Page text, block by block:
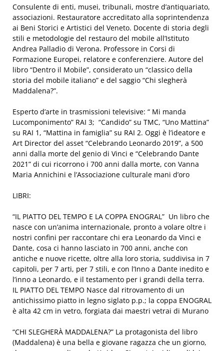
Consulente di enti, musei, tribunali, mostre d’antiquariato,
associazioni. Restauratore accreditato alla soprintendenza
ai Beni Storici e Artistici del Veneto. Docente di storia degli
stili e metodologie del restauro del mobile all’Istituto
Andrea Palladio di Verona. Professore in Corsi di
Formazione Europei, relatore e conferenziere. Autore del
libro “Dentro il Mobile”, considerato un “classico della
storia del mobile italiano” e del saggio “Chi slegherà
Maddalena?”.
Esperto d’arte in trasmissioni televisive: “ Mi manda
Lucomponimento” RAI 3; “Candido” su TMC, “Uno Mattina”
su RAI 1, “Mattina in famiglia” su RAI 2. Oggi è l’ideatore e
Art Director del asset “Celebrando Leonardo 2019”, a 500
anni dalla morte del genio di Vinci e “Celebrando Dante
2021” di cui ricorrono i 700 anni dalla morte, con Vanna
Maria Annichini e l’Associazione culturale mani d’oro
LIBRI:
“IL PIATTO DEL TEMPO E LA COPPA ENOGRAL” Un libro che
nasce con un’anima internazionale, pronto a volare oltre i
nostri confini per raccontare chi era Leonardo da Vinci e
Dante, cosa ci hanno lasciato in 700 anni, anche con
antiche e nuove ricette, oltre alla loro storia, suddivisa in 7
capitoli, per 7 arti, per 7 stili, e con l’Inno a Dante inedito e
l’inno a Leonardo, e il testamento per i grandi della terra.
IL PIATTO DEL TEMPO Nasce dal ritrovamento di un
antichissimo piatto in legno siglato p.p.; la coppa ENOGRAL
è alta 42 cm in vetro, forgiata dai maestri vetrai di Murano
“CHI SLEGHERÀ MADDALENA?” La protagonista del libro
(Maddalena) è una bella e giovane ragazza che un giorno,